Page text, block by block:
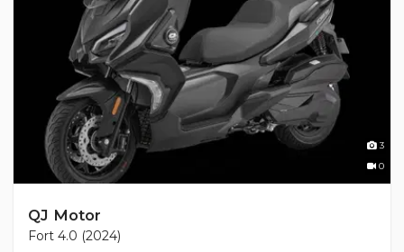
3
0
QJ Motor
Fort 4.0 (2024)